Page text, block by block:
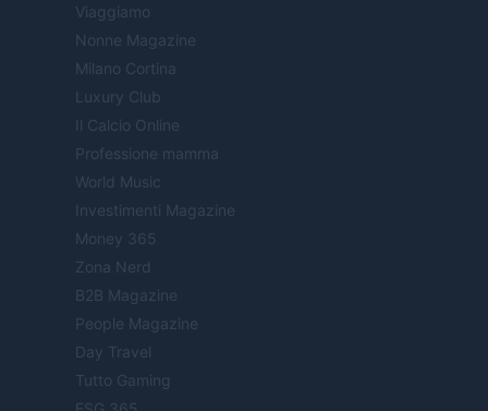
Viaggiamo
Nonne Magazine
Milano Cortina
Luxury Club
Il Calcio Online
Professione mamma
World Music
Investimenti Magazine
Money 365
Zona Nerd
B2B Magazine
People Magazine
Day Travel
Tutto Gaming